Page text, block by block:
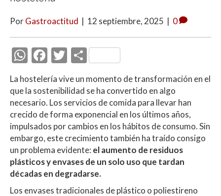
PorGastroactitud | 12 septiembre, 2025 | 0
W
h
at
s
A
p
p
F
ac
e
b
o
o
k
T
itt
er
C
m
p
ar
ti
r
La hostelería vive un momento de transformación en el
que la sostenibilidad se ha convertido en algo
necesario. Los servicios de comida para llevar han
crecido de forma exponencial en los últimos años,
impulsados por cambios en los hábitos de consumo. Sin
embargo, este crecimiento también ha traído consigo
un problema evidente: el aumento de residuos
plásticos y envases de un solo uso que tardan
décadas en degradarse.
Los envases tradicionales de plástico o poliestireno